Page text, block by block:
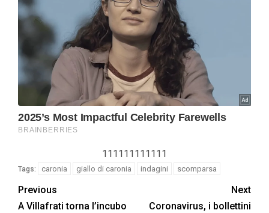
111111111111
Tags: caronia giallo di caronia indagini scomparsa
Previous
A Villafrati torna l’incubo
Next
Coronavirus, i bollettini